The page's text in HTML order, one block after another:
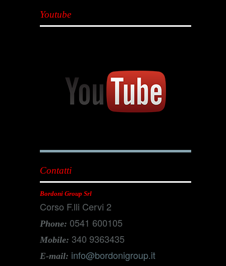
Youtube
Contatti
Bordoni Group Srl
Corso F.lli Cervi 2
Phone: 0541 600105
Mobile: 340 9363435
E-mail: info@bordonigroup.it